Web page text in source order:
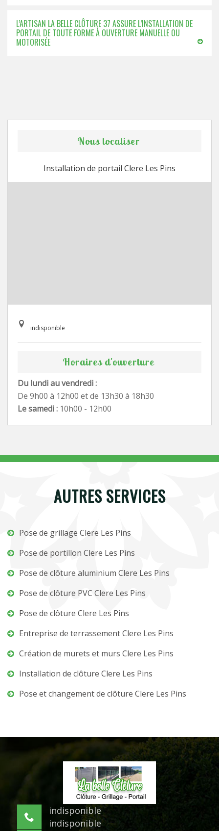
L’ARTISAN LA BELLE CLÔTURE 37 ASSURE L’INSTALLATION DE
PORTAIL DE TOUTE FORME À OUVERTURE MANUELLE OU
MOTORISÉE
Nous localiser
Installation de portail Clere Les Pins
indisponible
Horaires d'ouverture
Du lundi au vendredi :
De 9h00 à 12h00 et de 13h30 à 18h30
Le samedi : 10h00 - 12h00
AUTRES SERVICES
Pose de grillage Clere Les Pins
Pose de portillon Clere Les Pins
Pose de clôture aluminium Clere Les Pins
Pose de clôture PVC Clere Les Pins
Pose de clôture Clere Les Pins
Entreprise de terrassement Clere Les Pins
Création de murets et murs Clere Les Pins
Installation de clôture Clere Les Pins
Pose et changement de clôture Clere Les Pins
indisponible
indisponible